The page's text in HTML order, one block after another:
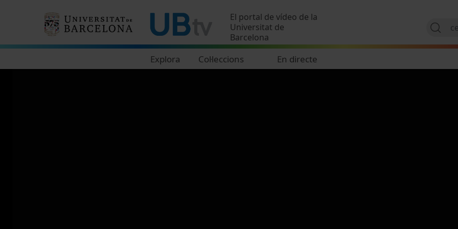
El portal de vídeo de la
Universitat de
Barcelona
Explora Col·leccions En directe